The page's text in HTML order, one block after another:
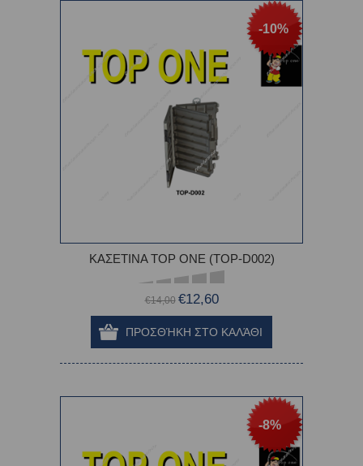
-10%
ΚΑΣΕΤΙΝΑ TOP ONE (TOP-D002)
€14,00 €12,60
-8%